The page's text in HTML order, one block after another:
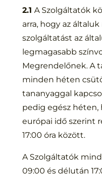
2.1 A Szolgáltatók
arra, hogy az
szolgáltatást az
legmagasabb
Megrendelőnek. A
minden héten
tananyaggal
pedig egész
európai idő szerint
17:00 óra között.
A Szolgáltatók
09:00 és délután